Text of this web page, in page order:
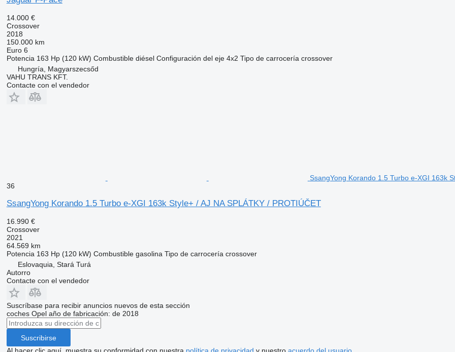
14.000 €
Crossover
2018
150.000 km
Euro 6
Potencia 163 Hp (120 kW) Combustible diésel Configuración del eje 4x2 Tipo de carrocería crossover
Hungría, Magyarszecsőd
VAHU TRANS KFT.
Contacte con el vendedor
SsangYong Korando 1.5 Turbo e-XGI 163k
36
SsangYong Korando 1.5 Turbo e-XGI 163k Style+ / AJ NA SPLÁTKY / PROTIÚČET
16.990 €
Crossover
2021
64.569 km
Potencia 163 Hp (120 kW) Combustible gasolina Tipo de carrocería crossover
Eslovaquia, Stará Turá
Autorro
Contacte con el vendedor
Suscríbase para recibir anuncios nuevos de esta sección
coches Opel año de fabricación: de 2018
Suscribirse